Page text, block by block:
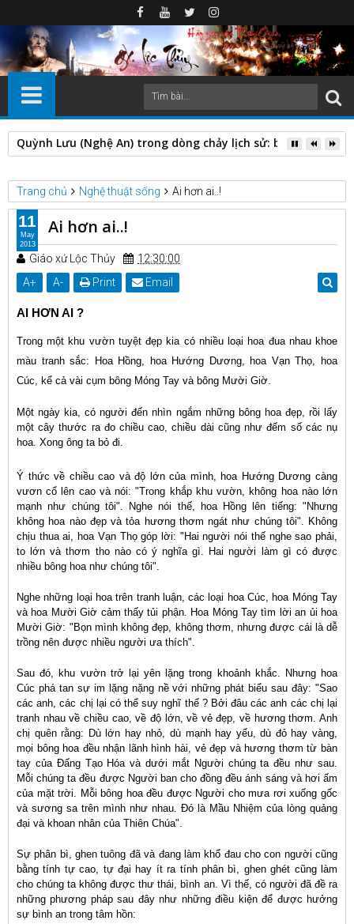
Quỳnh Lưu (Nghệ An) trong dòng chảy lịch sử: biến động
Trang chủ Nghệ thuật sống Ai hơn ai..!
Ai hơn ai..!
Giáo xứ Lộc Thủy
12:30:00
A+ A- Print Email
AI HƠN AI ?
Trong một khu vườn tuyệt đẹp kia có nhiều loại hoa đua nhau khoe
màu tranh sắc: Hoa Hồng, hoa Hướng Dương, hoa Vạn Thọ, hoa
Cúc, kể cả vài cụm bông Móng Tay và bông Mười Giờ.
Một ngày kia, có người đến nhìn ngắm những bông hoa đẹp, rồi lấy
một cây thước ra đo chiều cao, chiều dài cũng như đếm số các nụ
hoa. Xong ông ta bỏ đi.
Ý thức về chiều cao và độ lớn của mình, hoa Hướng Dương càng
vươn cổ lên cao và nói: "Trong khắp khu vườn, không hoa nào lớn
mạnh như chúng tôi". Nghe nói thế, hoa Hồng lên tiếng: "Nhưng
không hoa nào đẹp và tỏa hương thơm ngát như chúng tôi". Không
chịu thua ai, hoa Vạn Thọ góp lời: "Hai người nói thế nghe sao phải,
to lớn và thơm tho nào có ý nghĩa gì. Hai người làm gì có được
nhiều bông hoa như chúng tôi".
Nghe những loại hoa trên tranh luận, các loại hoa Cúc, hoa Móng Tay
và hoa Mười Giờ cảm thấy tủi phận. Hoa Móng Tay tìm lời an ủi hoa
Mười Giờ: "Bọn mình không đẹp, không thơm, nhưng được cái là dễ
trồng nên được nhiều người ưa thích".
Sau đó, khu vườn trở lại yên lặng trong khoảnh khắc. Nhưng hoa
Cúc phá tan sự im lặng nặng nề với những phát biểu sau đây: "Sao
các anh, các chị lại có thể suy nghĩ thế ? Bởi đâu các anh các chị lại
tranh nhau về chiều cao, về độ lớn, về vẻ đẹp, về hương thơm. Anh
chị quên rằng: Dù lớn hay nhỏ, dù mạnh hay yếu, dù đỏ hay vàng,
mọi bông hoa đều nhận lãnh hình hài, vẻ đẹp và hương thơm từ bàn
tay của Đấng Tạo Hóa và dưới mắt Người chúng ta đều như sau.
Mỗi chúng ta đều được Người ban cho đồng đều ánh sáng và hơi ấm
của mặt trời. Mỗi bông hoa đều được Người cho mưa rơi xuống gốc
và sương sa trên mình như nhau. Đó là Mầu Nhiệm của lòng quảng
đại và khoan nhân của Thiên Chúa".
Sự phân bì, ghen tuông đã và đang làm khổ đau cho con người cũng
bằng tính tự cao, tự đại hay ít ra tính phân bì, ghen ghét cũng làm
cho chúng ta không được thư thái, bình an. Vì thế, có người đã đề ra
những phương pháp sau đây như những điều kiện để được hưởng
sự bình an trong tâm hồn:
11
May
2013